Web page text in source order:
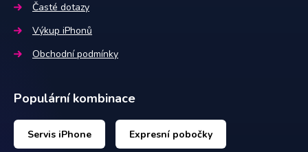
Časté dotazy
Výkup iPhonů
Obchodní podmínky
Populární kombinace
Servis iPhone Expresní pobočky